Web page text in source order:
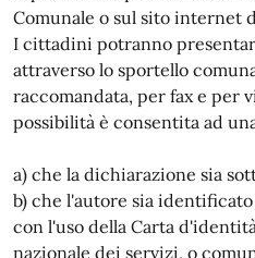
Comunale o sul sito internet
I cittadini potranno
attraverso lo sportello
raccomandata, per fax e per
possibilità è consentita ad
a) che la dichiarazione sia
b) che l'autore sia
con l'uso della Carta
nazionale dei servizi, o